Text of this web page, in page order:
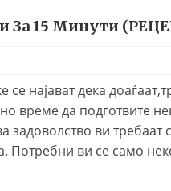
За 15 Минути
најават дека
време да подготвите
задоволство ви требаат
Потребни ви се само